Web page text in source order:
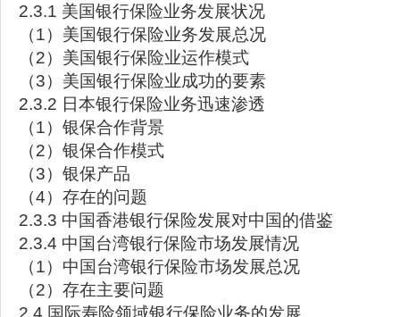
2.3.1 美国银行保险业务发展状况
（1）美国银行保险业务发展总况
（2）美国银行保险业运作模式
（3）美国银行保险业成功的要素
2.3.2 日本银行保险业务迅速渗透
（1）银保合作背景
（2）银保合作模式
（3）银保产品
（4）存在的问题
2.3.3 中国香港银行保险发展对中国的借鉴
2.3.4 中国台湾银行保险市场发展情况
（1）中国台湾银行保险市场发展总况
（2）存在主要问题
2.4 国际寿险领域银行保险业务的发展